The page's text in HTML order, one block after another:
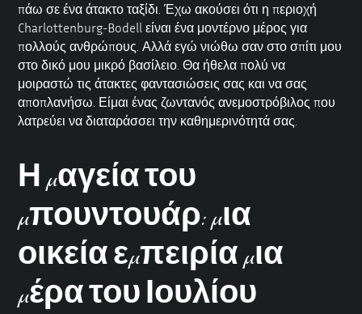
πάω σε ένα άτακτο ταξίδι. Έχω ακούσει ότι η περιοχή
Charlottenburg-Bodell είναι ένα μοντέρνο μέρος για
πολλούς ανθρώπους. Αλλά εγώ νιώθω σαν στο σπίτι μου
στο δικό μου μικρό βασίλειο. Θα ήθελα πολύ να
μοιραστώ τις άτακτες φαντασιώσεις σας και να σας
αποπλανήσω. Είμαι ένας ζωντανός ανεμοστρόβιλος που
λατρεύει να διαταράσσει την καθημερινότητά σας.
Η μαγεία του
μπουντουάρ: μια
οικεία εμπειρία μια
μέρα του Ιουλίου